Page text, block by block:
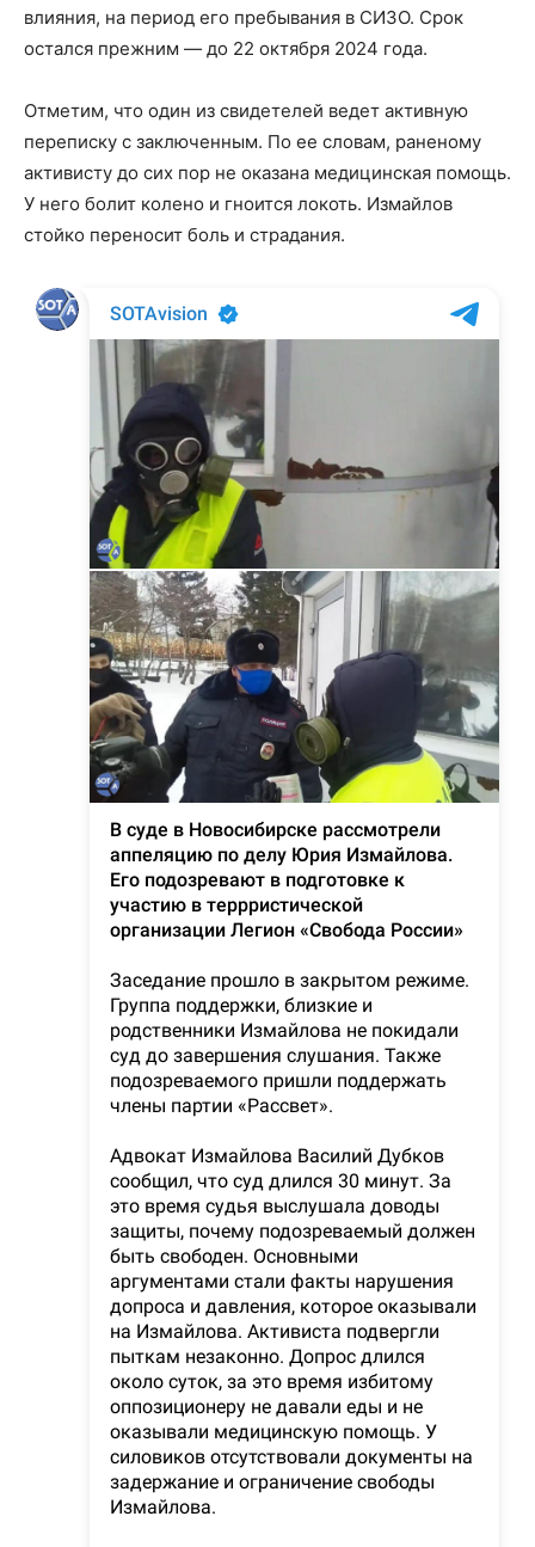
влияния, на период его пребывания в СИЗО. Срок
остался прежним — до 22 октября 2024 года.
Отметим, что один из свидетелей ведет активную
переписку с заключенным. По ее словам, раненому
активисту до сих пор не оказана медицинская помощь.
У него болит колено и гноится локоть. Измайлов
стойко переносит боль и страдания.